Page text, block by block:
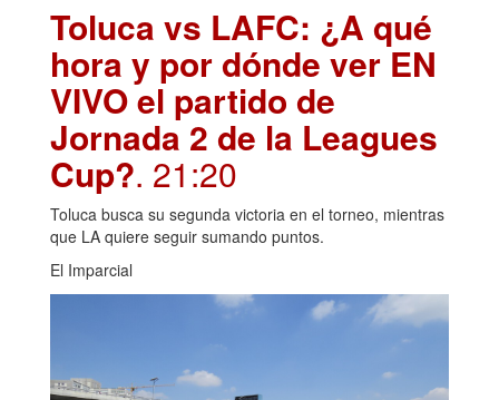
Toluca vs LAFC: ¿A qué
hora y por dónde ver EN
VIVO el partido de
Jornada 2 de la Leagues
Cup?. 21:20
Toluca busca su segunda victoria en el torneo, mientras
que LA quiere seguir sumando puntos.
El Imparcial